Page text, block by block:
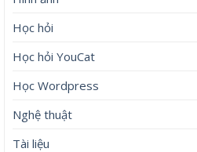
Học hỏi
Học hỏi YouCat
Học Wordpress
Nghệ thuật
Tài liệu